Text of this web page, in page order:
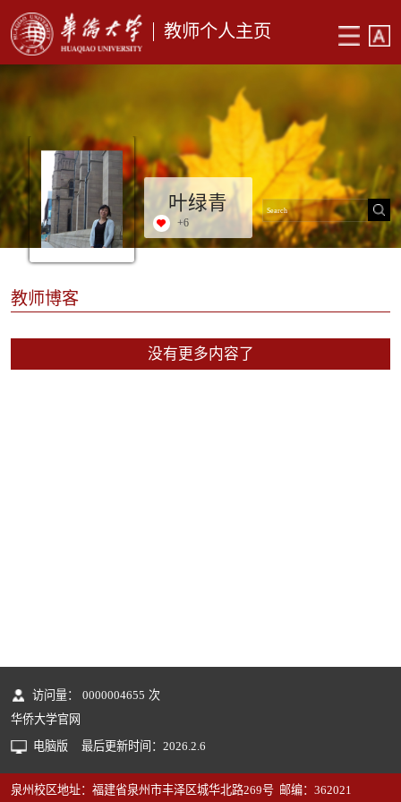
教师个人主页
叶绿青
+6
教师博客
没有更多内容了
访问量： 0000004655 次
华侨大学官网
电脑版
最后更新时间： 2026 2 6
泉州校区地址：福建省泉州市丰泽区城华北路269号 邮编：362021